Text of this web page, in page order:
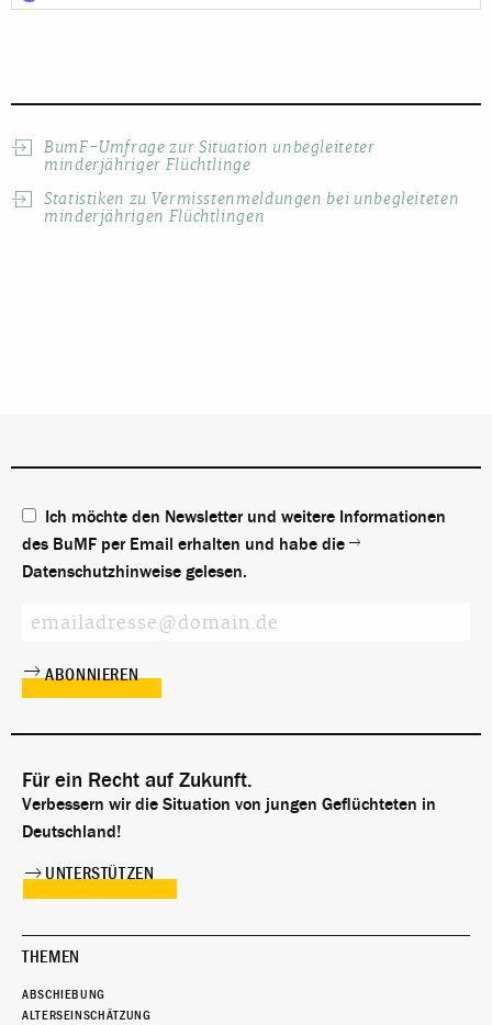
BumF-Umfrage zur Situation unbegleiteter
minderjähriger Flüchtlinge
Statistiken zu Vermisstenmeldungen bei unbegleiteten
minderjährigen Flüchtlingen
Ich möchte den Newsletter und weitere Informationen
des BuMF per Email erhalten und habe die
Datenschutzhinweise gelesen.
Für ein Recht auf Zukunft.
Verbessern wir die Situation von jungen Geflüchteten in
Deutschland!
UNTERSTÜTZEN
THEMEN
ABSCHIEBUNG
ALTERSEINSCHÄTZUNG